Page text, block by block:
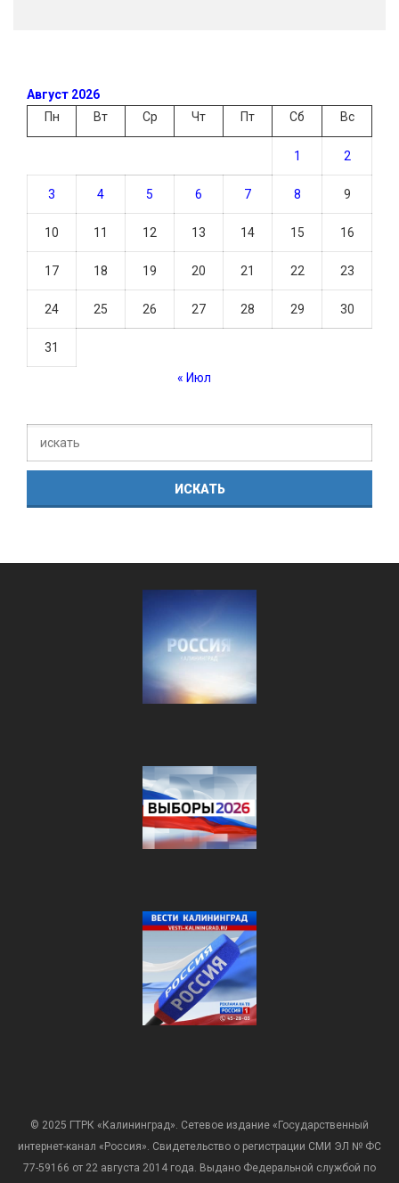
Август 2026
Пн
Вт Ср Чт Пт Сб Вс
1 2
3 4 5 6 7 8 9
10 11 12 13 14 15 16
17 18 19 20 21 22 23
24 25 26 27 28 29 30
31
« Июл
© 2025 ГТРК «Калининград». Сетевое издание «Государственный
интернет-канал «Россия». Свидетельство о регистрации СМИ ЭЛ № ФС
77-59166 от 22 августа 2014 года. Выдано Федеральной службой по